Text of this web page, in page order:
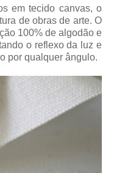
em tecido canvas, o
de obras de arte. O
100% de algodão e
o reflexo da luz e
por qualquer ângulo.